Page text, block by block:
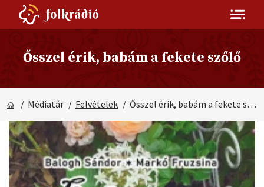
Ősszel érik, babám a fekete szőlő
/ Médiatár / Felvételek / Ősszel érik, babám a fekete szőlő